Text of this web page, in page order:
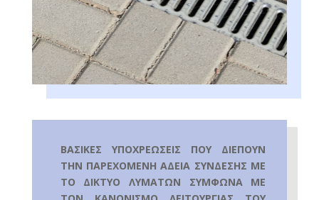
ΒΑΣΙΚΕΣ ΥΠΟΧΡΕΩΣΕΙΣ ΠΟΥ ΔΙΕΠΟΥΝ
ΤΗΝ ΠΑΡΕΧΟΜΕΝΗ ΑΔΕΙΑ ΣΥΝΔΕΣΗΣ ΜΕ
ΤΟ ΔΙΚΤΥΟ ΛΥΜΑΤΩΝ ΣΥΜΦΩΝΑ ΜΕ